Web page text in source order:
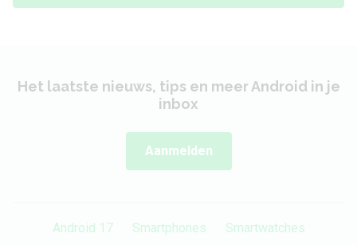
Het laatste nieuws, tips en meer Android in je
inbox
Aanmelden
Android 17 Smartphones
Smartwatches